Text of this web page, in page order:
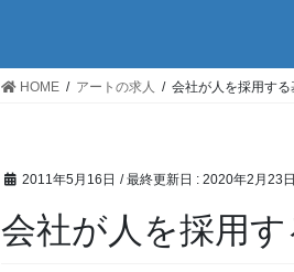
HOME アートの求人 会社が人を採用する
2011年5月16日 / 最終更新日 : 2020年2月23日
会社が人を採用